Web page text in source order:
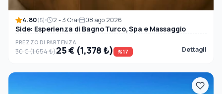
4.80(5) 2 - 3 Ora 08 ago 2026
Side: Esperienza di Bagno Turco, Spa e Massaggio
PREZZO DI PARTENZA
30 € (1,654 ₺)25 € (1,378 ₺) %17 Dettagli